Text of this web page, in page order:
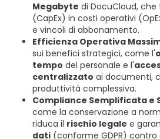
Megabyte di DocuCloud,
(CapEx) in costi operativi
e vincoli di abbonamento.
Efficienza Operativa
sui benefici strategici, come l'
tempo del personale e l'
centralizzato ai documenti,
produttività complessiva.
Compliance Semplificata e
come la conservazione a
riduca il rischio legale e
dati (conforme GDPR)